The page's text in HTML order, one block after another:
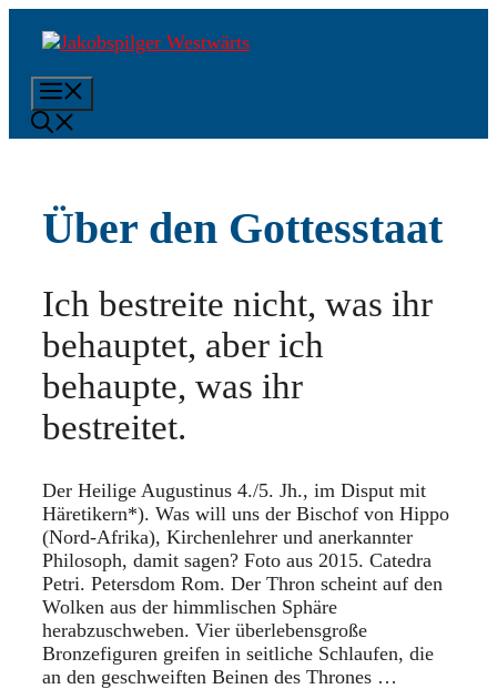
Inhalt
Über den Gottesstaat
Ich bestreite nicht, was ihr
behauptet, aber ich
behaupte, was ihr
bestreitet.
Der Heilige Augustinus 4./5. Jh., im Disput mit
Häretikern*). Was will uns der Bischof von Hippo
(Nord-Afrika), Kirchenlehrer und anerkannter
Philosoph, damit sagen? Foto aus 2015. Catedra
Petri. Petersdom Rom. Der Thron scheint auf den
Wolken aus der himmlischen Sphäre
herabzuschweben. Vier überlebensgroße
Bronzefiguren greifen in seitliche Schlaufen, die
an den geschweiften Beinen des Thrones …